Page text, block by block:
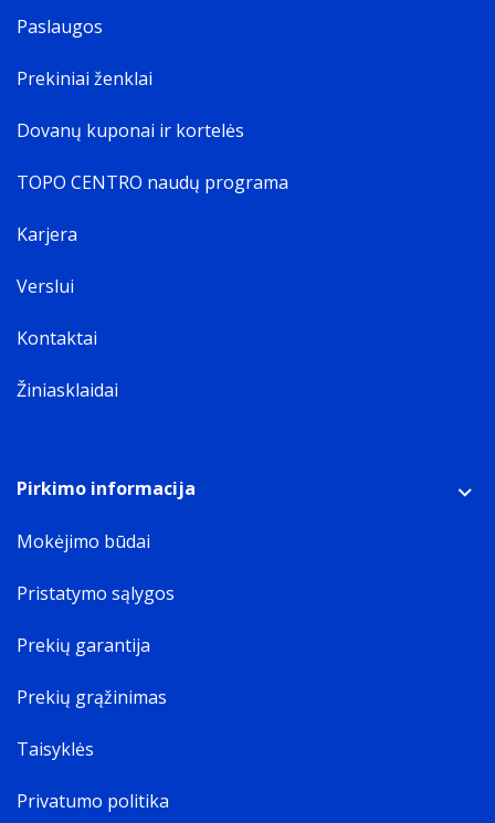
Paslaugos
Prekiniai ženklai
Dovanų kuponai ir kortelės
TOPO CENTRO naudų programa
Karjera
Verslui
Kontaktai
Žiniasklaidai
Pirkimo informacija
Mokėjimo būdai
Pristatymo sąlygos
Prekių garantija
Prekių grąžinimas
Taisyklės
Privatumo politika